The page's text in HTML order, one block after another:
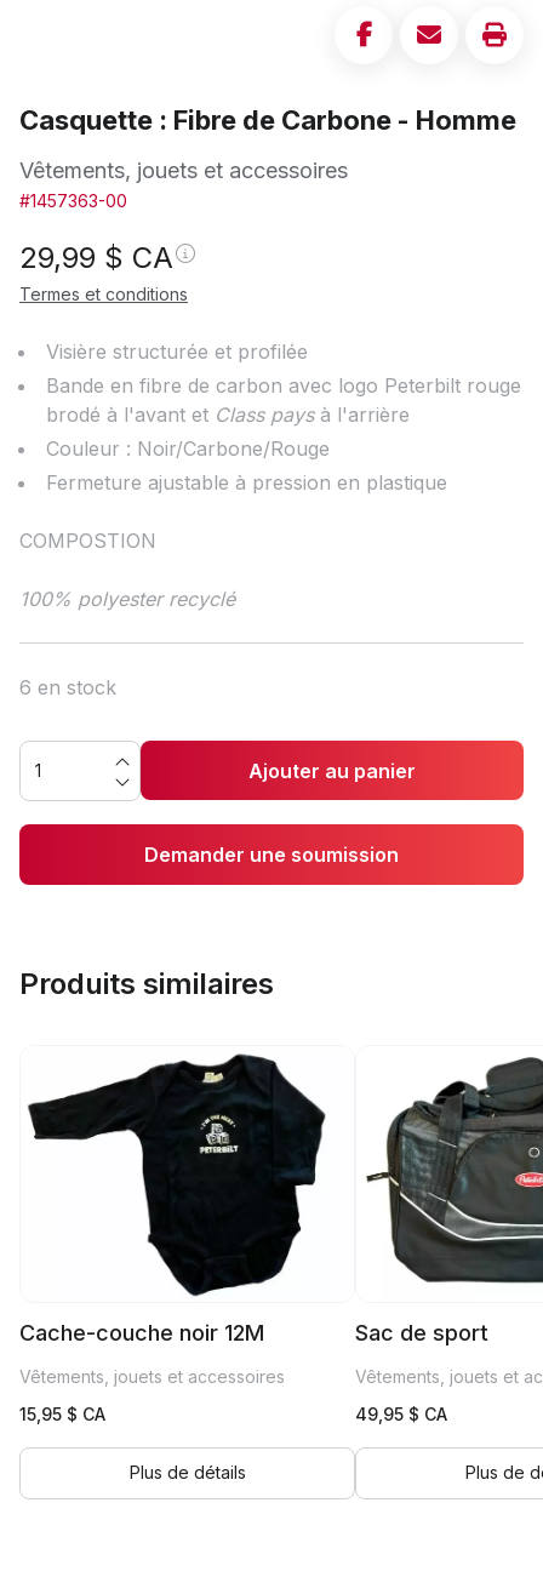
Casquette : Fibre de Carbone - Homme
Vêtements, jouets et accessoires
#1457363-00
29,99 $ CA
Termes et conditions
Visière structurée et profilée
Bande en fibre de carbon avec logo Peterbilt rouge
brodé à l'avant et Class paysà l'arrière
Couleur : Noir/Carbone/Rouge
Fermeture ajustable à pression en plastique
COMPOSTION
100% polyester recyclé
6 en stock
Ajouter au panier
Demander une soumission
Produits similaires
Cache-couche noir 12M
Vêtements, jouets et accessoires
15,95 $ CA
Plus de détails
Sac de sport
Vêtements, jouets et
49,95 $ CA
Plus de